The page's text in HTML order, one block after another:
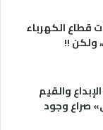
قطاع الكهرباء
ولكن !!
والقيم
صراع وجود